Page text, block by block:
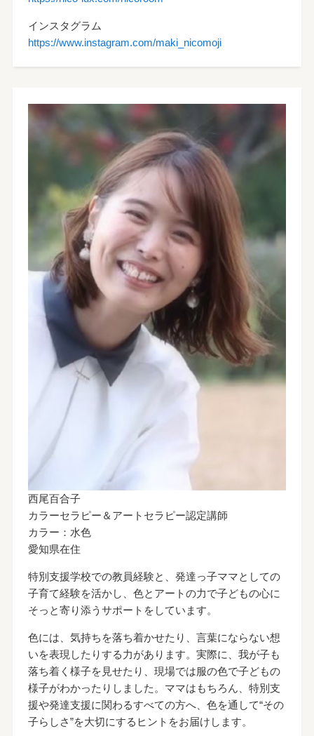
インスタグラム
https://www.instagram.com/maki_nicomoji
西尾百合子
カラーセラピー＆アートセラピー認定講師
カラー：水色
愛知県在住
特別支援学校での教員経験と、発達っ子ママとしての
子育て経験を活かし、色とアートの力で子どもの心に
そっと寄り添うサポートをしています。
色には、気持ちを落ち着かせたり、言葉にならない想
いを表現したりする力があります。実際に、我が子も
落ち着く様子を見せたり、現場では服の色で子どもの
様子がわかったりしました。ママはもちろん、特別支
援や発達支援に関わるすべての方へ、色を通して“その
子らしさ”を大切にするヒントをお届けします。